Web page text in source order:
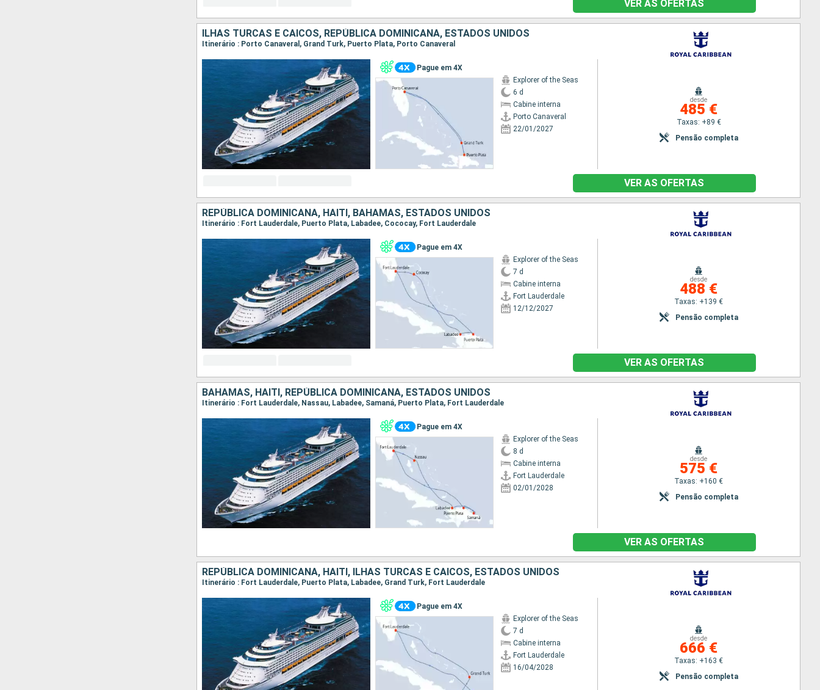
VER AS OFERTAS
ILHAS TURCAS E CAICOS, REPÚBLICA DOMINICANA, ESTADOS UNIDOS
Itinerário : Porto Canaveral, Grand Turk, Puerto Plata, Porto Canaveral
Pague em 4X
Explorer of the Seas
6 d
Cabine interna
Porto Canaveral
22/01/2027
desde
485 €
Taxas: +89 €
Pensão completa
VER AS OFERTAS
REPÚBLICA DOMINICANA, HAITI, BAHAMAS, ESTADOS UNIDOS
Itinerário : Fort Lauderdale, Puerto Plata, Labadee, Cococay, Fort Lauderdale
Pague em 4X
Explorer of the Seas
7 d
Cabine interna
Fort Lauderdale
12/12/2027
desde
488 €
Taxas: +139 €
Pensão completa
VER AS OFERTAS
BAHAMAS, HAITI, REPÚBLICA DOMINICANA, ESTADOS UNIDOS
Itinerário : Fort Lauderdale, Nassau, Labadee, Samaná, Puerto Plata, Fort Lauderdale
Pague em 4X
Explorer of the Seas
8 d
Cabine interna
Fort Lauderdale
02/01/2028
desde
575 €
Taxas: +160 €
Pensão completa
VER AS OFERTAS
REPÚBLICA DOMINICANA, HAITI, ILHAS TURCAS E CAICOS, ESTADOS UNIDOS
Itinerário : Fort Lauderdale, Puerto Plata, Labadee, Grand Turk, Fort Lauderdale
Pague em 4X
Explorer of the Seas
7 d
Cabine interna
Fort Lauderdale
16/04/2028
desde
666 €
Taxas: +163 €
Pensão completa